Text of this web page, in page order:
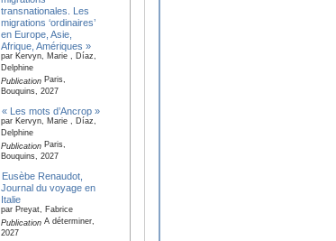
transnationales. Les
migrations ‘ordinaires’
en Europe, Asie,
Afrique, Amériques »
par Kervyn, Marie , Díaz,
Delphine
PublicationParis,
Bouquins, 2027
« Les mots d’Ancrop »
par Kervyn, Marie , Díaz,
Delphine
PublicationParis,
Bouquins, 2027
Eusèbe Renaudot,
Journal du voyage en
Italie
par Preyat, Fabrice
PublicationA déterminer,
2027